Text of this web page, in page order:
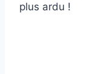
plus ardu !